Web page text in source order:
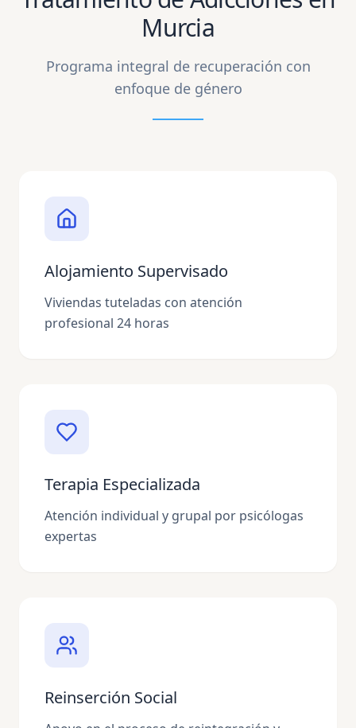
Murcia
Programa integral de recuperación con
enfoque de género
Alojamiento Supervisado
Viviendas tuteladas con atención
profesional 24 horas
Terapia Especializada
Atención individual y grupal por psicólogas
expertas
Reinserción Social